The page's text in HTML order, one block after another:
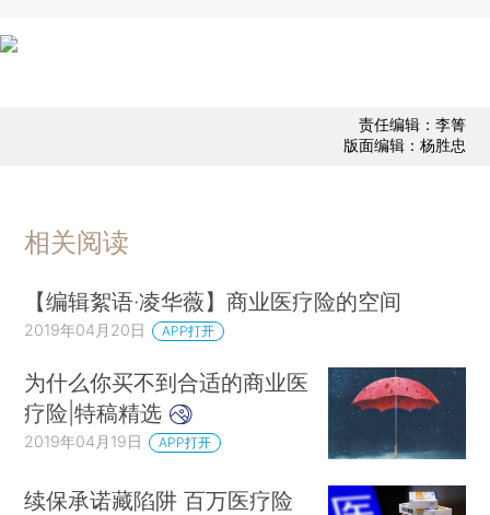
责任编辑：李箐
版面编辑：杨胜忠
相关阅读
【编辑絮语·凌华薇】商业医疗险的空间
2019年04月20日 APP打开
为什么你买不到合适的商业医
疗险|特稿精选
2019年04月19日 APP打开
续保承诺藏陷阱 百万医疗险